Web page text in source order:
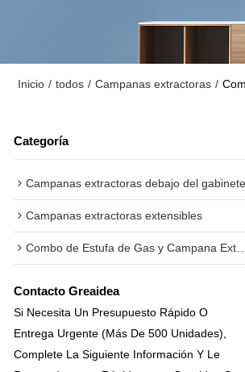
Inicio / todos / Campanas extractoras /
Categoría
Campanas extractoras debajo del gabinete
Campanas extractoras extensibles
Combo de Estufa de Gas y Campana Extractora
Contacto Greaidea
Si Necesita Un Presupuesto Rápido O
Entrega Urgente (más De 500 Unidades),
Complete La Siguiente Información Y Le